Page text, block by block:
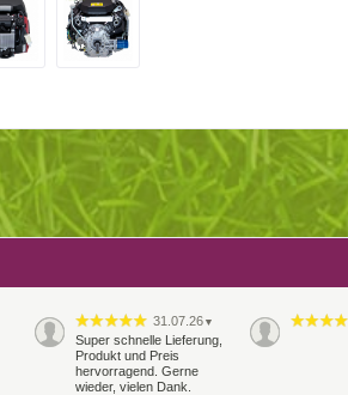
31.07.26 ▼
Super schnelle Lieferung,
Produkt und Preis
hervorragend. Gerne
wieder, vielen Dank.